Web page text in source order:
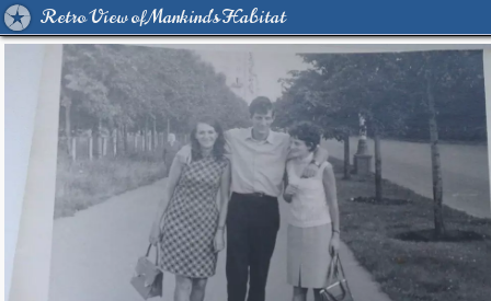
Retro View of Mankind's Habitat